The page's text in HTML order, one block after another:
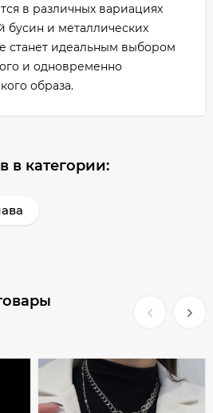
в различных вариациях
бусин и металлических
станет идеальным выбором
и одновременно
образа.
в категории: